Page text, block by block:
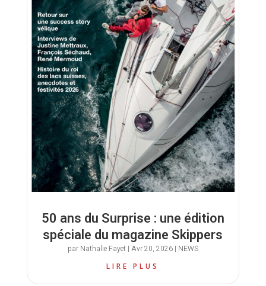
50 ans du Surprise : une édition
spéciale du magazine Skippers
par Nathalie Fayet| Avr 20, 2026| NEWS
LIRE PLUS